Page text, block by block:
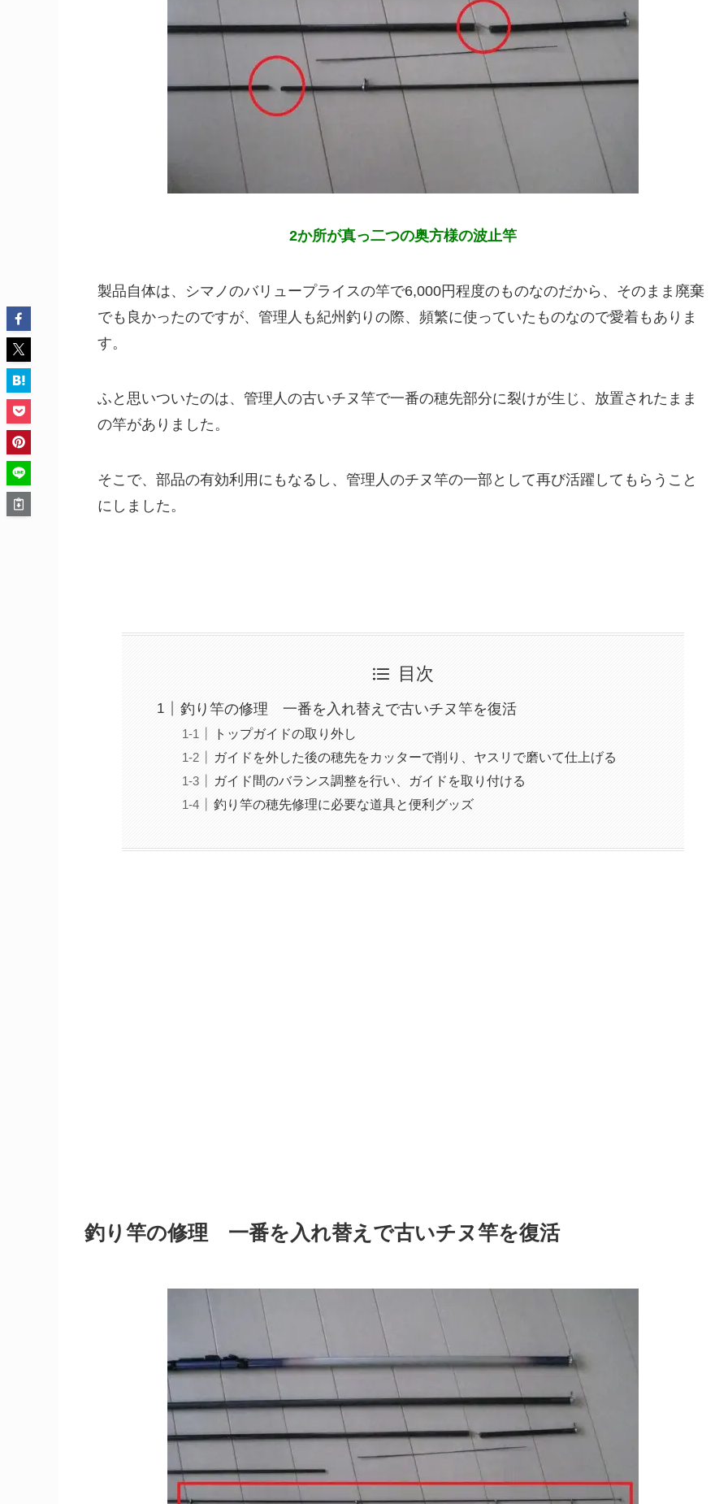
2か所が真っ二つの奥方様の波止竿
製品自体は、シマノのバリュープライスの竿で6,000円程度のものなのだから、そのまま廃棄
でも良かったのですが、管理人も紀州釣りの際、頻繁に使っていたものなので愛着もありま
す。
ふと思いついたのは、管理人の古いチヌ竿で一番の穂先部分に裂けが生じ、放置されたまま
の竿がありました。
そこで、部品の有効利用にもなるし、管理人のチヌ竿の一部として再び活躍してもらうこと
にしました。
目次
釣り竿の修理 一番を入れ替えで古いチヌ竿を復活
トップガイドの取り外し
ガイドを外した後の穂先をカッターで削り、ヤスリで磨いて仕上げる
ガイド間のバランス調整を行い、ガイドを取り付ける
釣り竿の穂先修理に必要な道具と便利グッズ
釣り竿の修理 一番を入れ替えで古いチヌ竿を復活